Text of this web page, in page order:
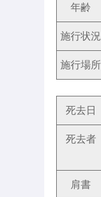
年齢
施行状況
施行場所
死去日
死去者
肩書